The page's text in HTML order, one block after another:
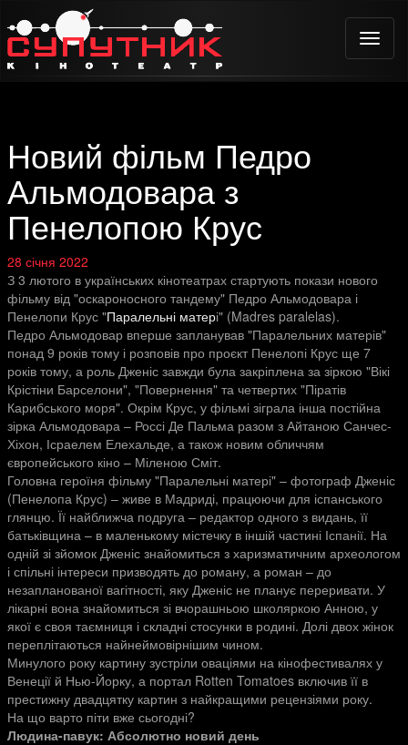
Toggle
Новий фільм Педро
Альмодовара з
Пенелопою Крус
28 січня 2022
З 3 лютого в українських кінотеатрах стартують покази нового
фільму від "оскароносного тандему" Педро Альмодовара і
Пенелопи Крус "Паралельні матері" (Madres paralelas).
Педро Альмодовар вперше запланував "Паралельних матерів"
понад 9 років тому і розповів про проєкт Пенелопі Крус ще 7
років тому, а роль Дженіс завжди була закріплена за зіркою "Вікі
Крістіни Барселони", "Повернення" та четвертих "Піратів
Карибського моря". Окрім Крус, у фільмі зіграла інша постійна
зірка Альмодовара – Россі Де Пальма разом з Айтаною Санчес-
Хіхон, Ісраелем Елехальде, а також новим обличчям
європейського кіно – Міленою Сміт.
Головна героїня фільму "Паралельні матері" – фотограф Дженіс
(Пенелопа Крус) – живе в Мадриді, працюючи для іспанського
глянцю. Її найближча подруга – редактор одного з видань, її
батьківщина – в маленькому містечку в іншій частині Іспанії. На
одній зі зйомок Дженіс знайомиться з харизматичним археологом
і спільні інтереси призводять до роману, а роман – до
незапланованої вагітності, яку Дженіс не планує переривати. У
лікарні вона знайомиться зі вчорашньою школяркою Анною, у
якої є своя таємниця і складні стосунки в родині. Долі двох жінок
переплітаються найнеймовірнішим чином.
Минулого року картину зустріли оваціями на кінофестивалях у
Венеції й Нью-Йорку, а портал Rotten Tomatoes включив її в
престижну двадцятку картин з найкращими рецензіями року.
На що варто піти вже сьогодні?
Людина-павук: Абсолютно новий день